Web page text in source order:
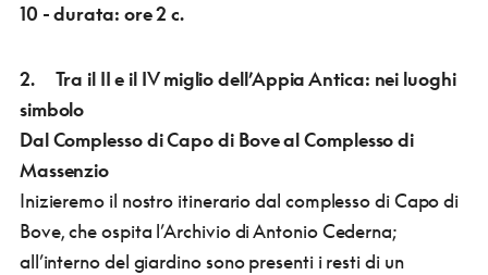
10 - durata: ore 2 c.
2. Tra il II e il IV miglio dell’Appia Antica: nei luoghi
simbolo
Dal Complesso di Capo di Bove al Complesso di
Massenzio
Inizieremo il nostro itinerario dal complesso di Capo di
Bove, che ospita l’Archivio di Antonio Cederna;
all’interno del giardino sono presenti i resti di un